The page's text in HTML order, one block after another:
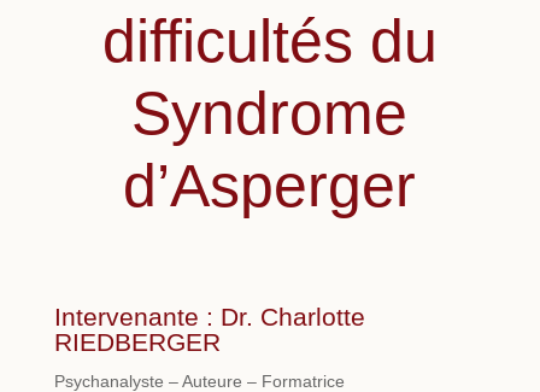
difficultés du
Syndrome
d’Asperger
Intervenante : Dr. Charlotte
RIEDBERGER
Psychanalyste – Auteure – Formatrice